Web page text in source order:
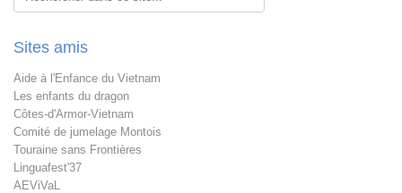
Sites amis
Aide à l'Enfance du Vietnam
Les enfants du dragon
Côtes-d'Armor-Vietnam
Comité de jumelage Montois
Touraine sans Frontières
Linguafest'37
AEViVaL